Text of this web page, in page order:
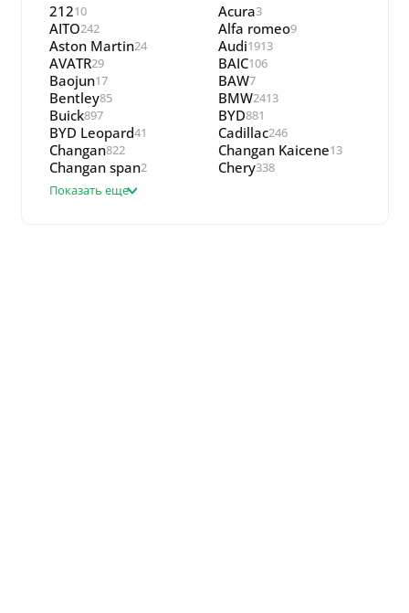
21210 Acura3
AITO242 Alfa romeo9
Aston Martin24 Audi1913
AVATR29 BAIC106
Baojun17 BAW7
Bentley85 BMW2413
Buick897 BYD881
BYD Leopard41 Cadillac246
Changan822 Changan Kaicene13
Changan span2 Chery338
Показать еще